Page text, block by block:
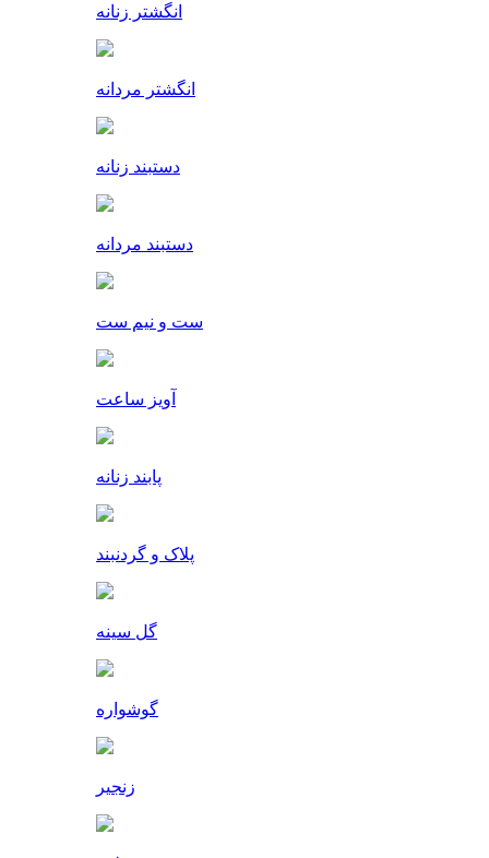
انگشتر زنانه
انگشتر مردانه
دستبند زنانه
دستبند مردانه
ست و نیم ست
آویز ساعت
پابند زنانه
پلاک و گردنبند
گل سینه
گوشواره
زنجیر